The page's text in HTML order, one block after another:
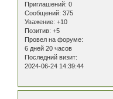
Приглашений: 0
Сообщений: 375
Уважение: +10
Позитив: +5
Провел на форуме:
6 дней 20 часов
Последний визит:
2024-06-24 14:39:44